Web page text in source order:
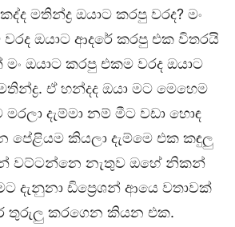
මතින්ද්‍ර ඔයාට කරපු වරද? මං
ඔයාට ආදරේ කරපු එක විතරයි
මං ඔයාට කරපු එකම වරද ඔයාට
ඒ හන්දද ඔයා මට මෙහෙම
මරලා දැම්මා නම් මීට වඩා හොඳ
පේළියම කියලා දැම්මෙ එක කඳුලු
වට්ටන්නෙ නැතුව ඔහේ නිකන්
දැනුනා ඩිප්‍රෙශන් ආයෙ වතාවක්
තුරුලු කරගෙන කියන එක.